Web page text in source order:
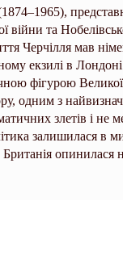
війни та
Черчілля мав
екзилі в
фігурою Великої
одним з
злетів і не
залишилася в
опинилася